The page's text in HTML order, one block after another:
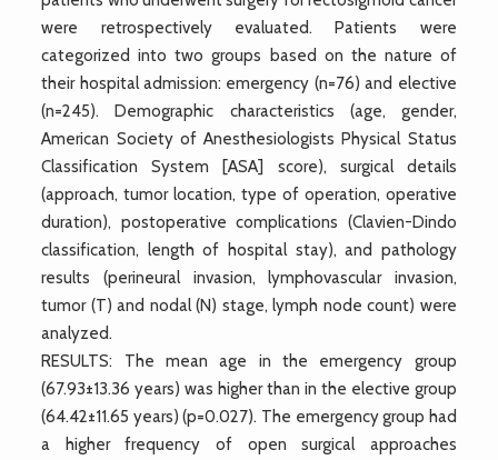
were retrospectively evaluated. Patients were
categorized into two groups based on the nature of
their hospital admission: emergency (n=76) and elective
(n=245). Demographic characteristics (age, gender,
American Society of Anesthesiologists Physical Status
Classification System [ASA] score), surgical details
(approach, tumor location, type of operation, operative
duration), postoperative complications (Clavien-Dindo
classification, length of hospital stay), and pathology
results (perineural invasion, lymphovascular invasion,
tumor (T) and nodal (N) stage, lymph node count) were
analyzed.
RESULTS: The mean age in the emergency group
(67.93±13.36 years) was higher than in the elective group
(64.42±11.65 years) (p=0.027). The emergency group had
a higher frequency of open surgical approaches